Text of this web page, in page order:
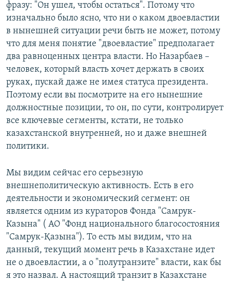
фразу: "Он ушел, чтобы остаться". Потому что
изначально было ясно, что ни о каком двоевластии
в нынешней ситуации речи быть не может, потому
что для меня понятие "двоевластие" предполагает
два равноценных центра власти. Но Назарбаев –
человек, который власть хочет держать в своих
руках, пускай даже не имея статуса президента.
Поэтому если вы посмотрите на его нынешние
должностные позиции, то он, по сути, контролирует
все ключевые сегменты, кстати, не только
казахстанской внутренней, но и даже внешней
политики.
Мы видим сейчас его серьезную
внешнеполитическую активность. Есть в его
деятельности и экономический сегмент: он
является одним из кураторов Фонда "Самрук-
Казына" ( АО "Фонд национального благосостояния
"Самрук-Қазына"). То есть мы видим, что на
данный, текущий момент речь в Казахстане идет
не о двоевластии, а о "полутранзите" власти, как бы
я это назвал. А настоящий транзит в Казахстане